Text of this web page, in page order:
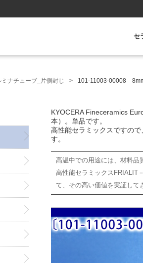
セ
ミナチューブ_片側封じ 101-11003-00008
KYOCERA Fineceramics
本）。単品です。
高性能セラミックスですの
す。
高温中での用途には、材料品
高性能セラミックスFRIALIT
て、その高い価値を実証して